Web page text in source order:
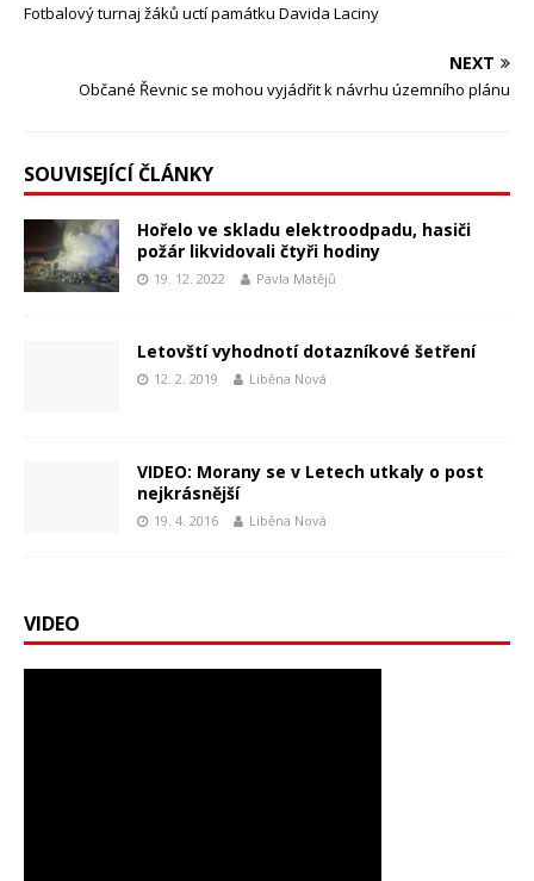
Fotbalový turnaj žáků uctí památku Davida Laciny
NEXT
Občané Řevnic se mohou vyjádřit k návrhu územního plánu
SOUVISEJÍCÍ ČLÁNKY
Hořelo ve skladu elektroodpadu, hasiči
požár likvidovali čtyři hodiny
19. 12. 2022 Pavla Matějů
Letovští vyhodnotí dotazníkové šetření
12. 2. 2019 Liběna Nová
VIDEO: Morany se v Letech utkaly o post
nejkrásnější
19. 4. 2016 Liběna Nová
VIDEO